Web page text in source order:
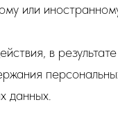
или
в
данных.